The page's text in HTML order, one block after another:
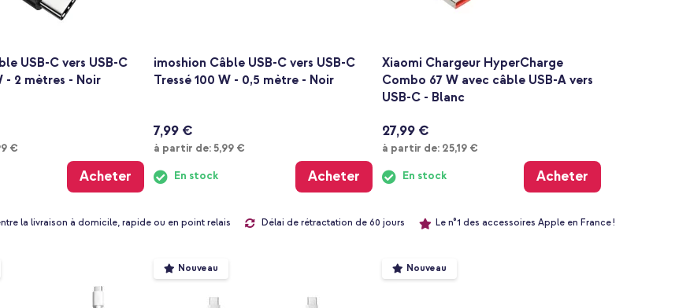
USB-C vers USB-C
- 2 mètres - Noir
de
€
Acheter
imoshion Câble USB-C vers USB-C
Tressé 100 W - 0,5 mètre - Noir
7,99 €
à partir de: À partir de
5,99 €
En stock Acheter
Xiaomi Chargeur HyperCharge
Combo 67 W avec câble USB-A vers
USB-C - Blanc
27,99 €
à partir de: À partir de
25,19 €
En stock Acheter
la livraison à domicile, rapide ou en point relais Délai de rétractation de 60 jours Le n°1 des accessoires Apple en France !
Nouveau Nouveau